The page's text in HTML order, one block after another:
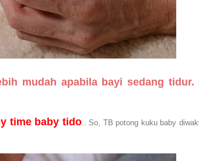
mudah apabila bayi sedang tidur.
time baby tido.. So, TB potong kuku baby